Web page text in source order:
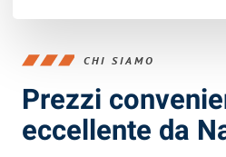
CHI SIAMO
Prezzi
eccellente da